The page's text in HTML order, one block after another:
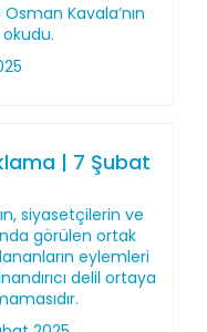
Kavala’nın
okudu.
| 7 Şubat
siyasetçilerin ve
görülen ortak
eylemleri
delil ortaya